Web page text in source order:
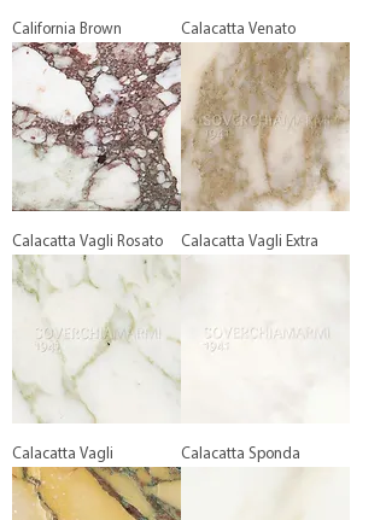
California Brown Calacatta Venato
Calacatta Vagli Rosato Calacatta Vagli Extra
Calacatta Vagli Calacatta Sponda